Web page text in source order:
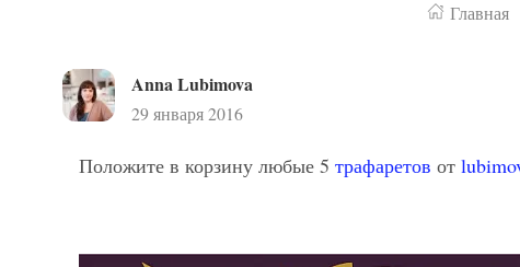
Главная
Anna Lubimova
29 января 2016
Положите в корзину любые 5 трафаретов от